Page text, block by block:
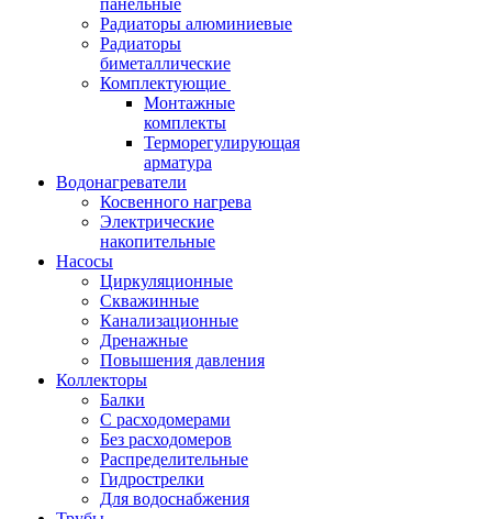
панельные
Радиаторы алюминиевые
Радиаторы
биметаллические
Комплектующие
Монтажные
комплекты
Терморегулирующая
арматура
Водонагреватели
Косвенного нагрева
Электрические
накопительные
Насосы
Циркуляционные
Скважинные
Канализационные
Дренажные
Повышения давления
Коллекторы
Балки
С расходомерами
Без расходомеров
Распределительные
Гидрострелки
Для водоснабжения